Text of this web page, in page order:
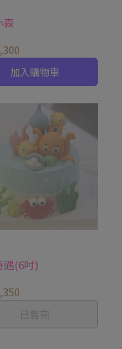
森
加入購物車
遇(6吋)
已售完